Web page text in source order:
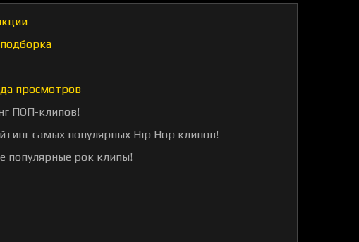
просмотров
ПОП-клипов!
самых популярных Hip Hop клипов!
популярные рок клипы!